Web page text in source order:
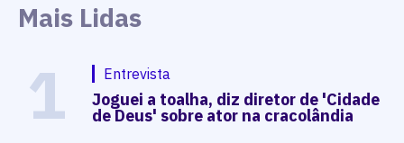
Mais Lidas
1 Entrevista
Joguei a toalha, diz diretor de 'Cidade
de Deus' sobre ator na cracolândia